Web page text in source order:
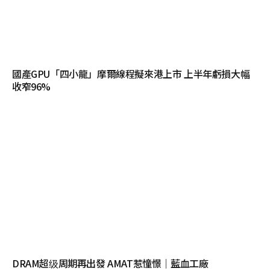
國產GPU「四小龍」摩爾線程擬來港上市 上半年虧損大幅
收窄96%
DRAM超级周期再出發 AMAT惹憧憬｜藍血工廠